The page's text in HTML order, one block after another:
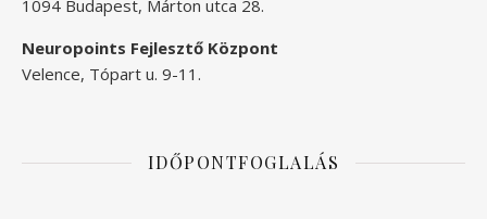
1094 Budapest, Márton utca 28.
Neuropoints Fejlesztő Központ
Velence, Tópart u. 9-11.
IDŐPONTFOGLALÁS